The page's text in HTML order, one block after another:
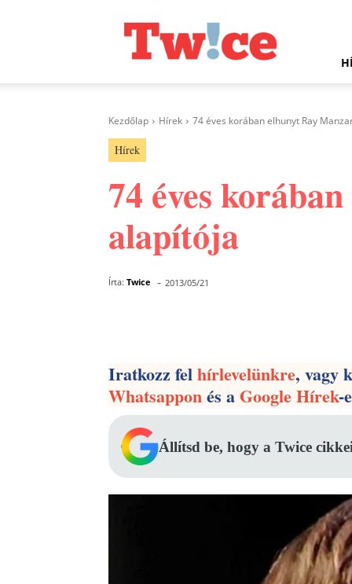
Kezdőlap Hírek 74 éves korában elhunyt Ray
Hírek
74 éves
alapítója
Írta: Twice - 2013/05/21
Iratkozz felhírlevelünkre, vagy
Whatsapponés aGoogle Hírek-
Állítsd be, hogy a Twice